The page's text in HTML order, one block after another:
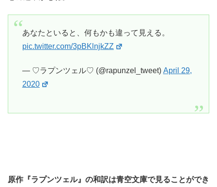
あなたといると、何もかも違って見える。
pic.twitter.com/3pBKlnjkZZ
— ♡ラプンツェル♡ (@rapunzel_tweet) April 29,
2020
原作『ラプンツェル』の和訳は青空文庫で見ることができ